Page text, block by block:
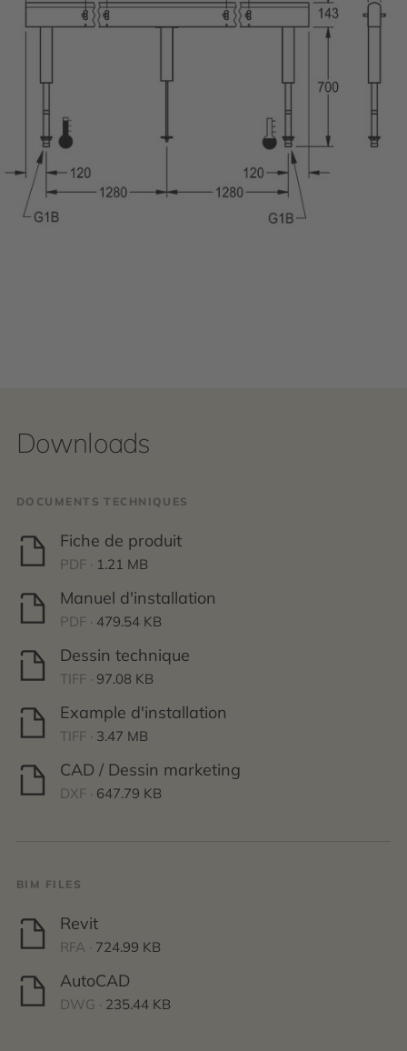
Downloads
DOCUMENTS TECHNIQUES
Fiche de produit
PDF · 1.21 MB
Manuel d'installation
PDF · 479.54 KB
Dessin technique
TIFF · 97.08 KB
Example d'installation
TIFF · 3.47 MB
CAD / Dessin marketing
DXF · 647.79 KB
BIM FILES
Revit
RFA · 724.99 KB
AutoCAD
DWG · 235.44 KB